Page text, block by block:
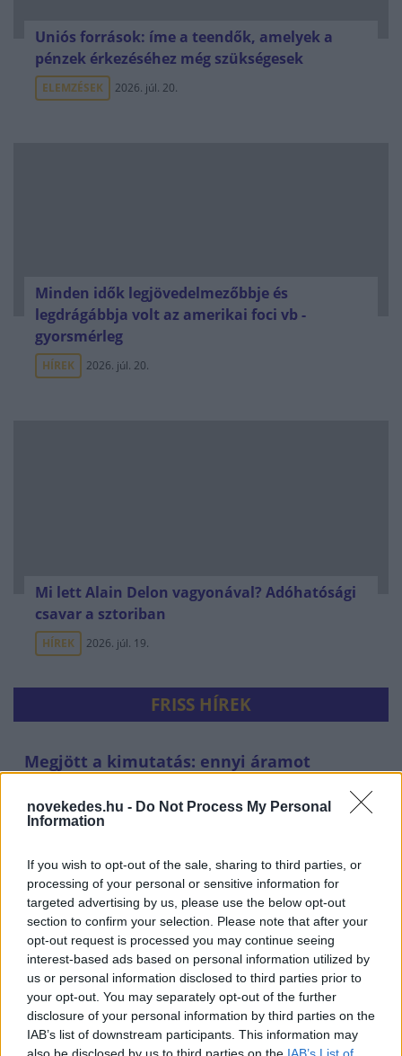
novekedes.hu - Do Not Process My Personal
Information
If you wish to opt-out of the sale, sharing to third parties, or
processing of your personal or sensitive information for
targeted advertising by us, please use the below opt-out
section to confirm your selection. Please note that after your
opt-out request is processed you may continue seeing
interest-based ads based on personal information utilized by
us or personal information disclosed to third parties prior to
your opt-out. You may separately opt-out of the further
disclosure of your personal information by third parties on the
IAB’s list of downstream participants. This information may
Uniós források: íme a teendők, amelyek a
pénzek érkezéséhez még szükségesek
ELEMZÉSEK 2026. júl. 20.
Minden idők legjövedelmezőbbje és
legdrágábbja volt az amerikai foci vb -
gyorsmérleg
HÍREK 2026. júl. 20.
Mi lett Alain Delon vagyonával? Adóhatósági
csavar a sztoriban
HÍREK 2026. júl. 19.
FRISS HÍREK
Megjött a kimutatás: ennyi áramot
vonatlassításokkal
Olasz lap: dzsihadista hálózatokra és a ceutai